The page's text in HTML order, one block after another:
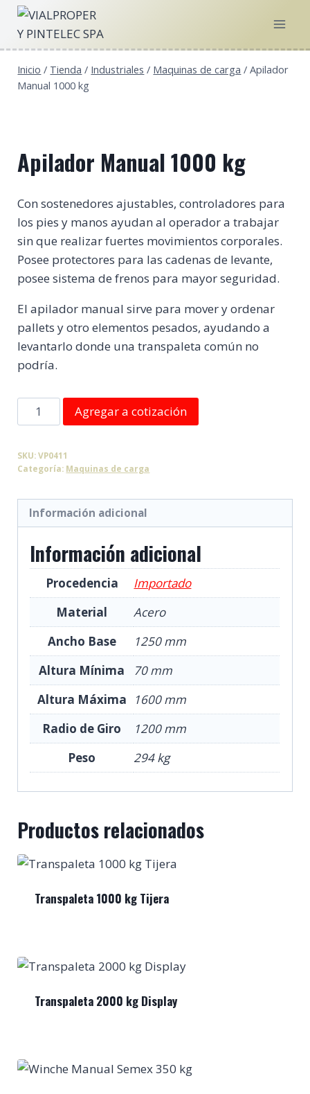
Saltar
contenido
Inicio / Tienda / Industriales / Maquinas de carga / Apilador
Manual 1000 kg
Apilador Manual 1000 kg
Con sostenedores ajustables, controladores para
los pies y manos ayudan al operador a trabajar
sin que realizar fuertes movimientos corporales.
Posee protectores para las cadenas de levante,
posee sistema de frenos para mayor seguridad.
El apilador manual sirve para mover y ordenar
pallets y otro elementos pesados, ayudando a
levantarlo donde una transpaleta común no
podría.
Apilador
Manual
kg
Agregar a cotización
SKU:VP0411
Categoría: Maquinas de carga
Información adicional
Información adicional
Procedencia
Importado
Material
Acero
Ancho Base
1250 mm
Altura Mínima
70 mm
Altura Máxima
1600 mm
Radio de Giro
1200 mm
Peso
294 kg
Productos relacionados
Transpaleta 1000 kg Tijera
Transpaleta 2000 kg Display